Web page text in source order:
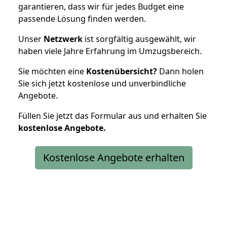
garantieren, dass wir für jedes Budget eine
passende Lösung finden werden.
Unser Netzwerk ist sorgfältig ausgewählt, wir
haben viele Jahre Erfahrung im Umzugsbereich.
Sie möchten eine Kostenübersicht? Dann holen
Sie sich jetzt kostenlose und unverbindliche
Angebote.
Füllen Sie jetzt das Formular aus und erhalten Sie
kostenloseAngebote.
Kostenlose Angebote erhalten